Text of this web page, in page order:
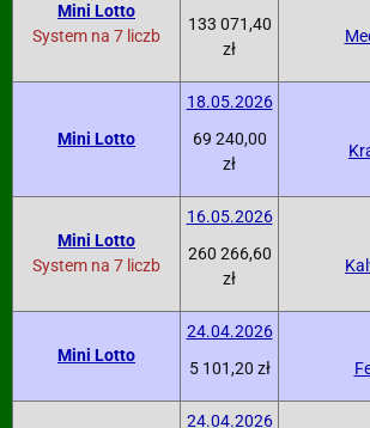
Mini Lotto
System na 7 liczb
133 071,40
zł
Mini Lotto
18.05.2026
69 240,00
zł
Mini Lotto
System na 7 liczb
16.05.2026
260 266,60
zł
Mini Lotto
24.04.2026
5 101,20 zł
24.04.2026